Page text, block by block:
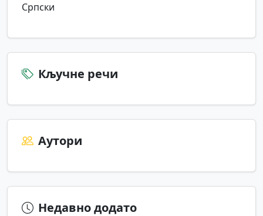
Српски
Кључне речи
Аутори
Недавно додато